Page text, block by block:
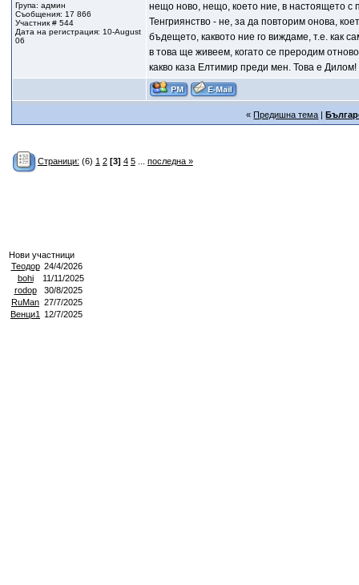
Група: админ
Съобщения: 17 866
Участник # 544
Дата на регистрация: 10-August
06
нещо ново, нещо, което ние, в настоящето с
Тенгриянство - не, за да повторим онова,
бъдещето, каквото ние го виждаме, т.е. как
в това ще живеем, когато се преродим
какво каза Елтимир преди мен. Това е Дилом!
«Предишна тема |
Страници: (6) 1 2 [3] 4 5... последна »
Нови участници
Теодор 24/4/2026
bohi
11/11/2025
rodop
30/8/2025
RuMan 27/7/2025
Венци1
12/7/2025